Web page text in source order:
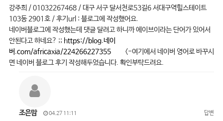
강주희 / 01032267468 / 대구 서구 달서천로53길6 서대구역힐스테이트
103동 2901호 / 후기url : 블로그에 작성했어요.
네이버블로그에 작성했는데 댓글 달려고 하니까 에이브이라는 단어가 있어서
안된다고 하네요? ;; https://blog.네이
버.com/africaxia/224266227355<-여기에서 네이버 영어로 바꾸시
면 네이버 블로그 후기 작성해두었습니다. 확인부탁드려요.
조은맘 04.27 11:11 답변